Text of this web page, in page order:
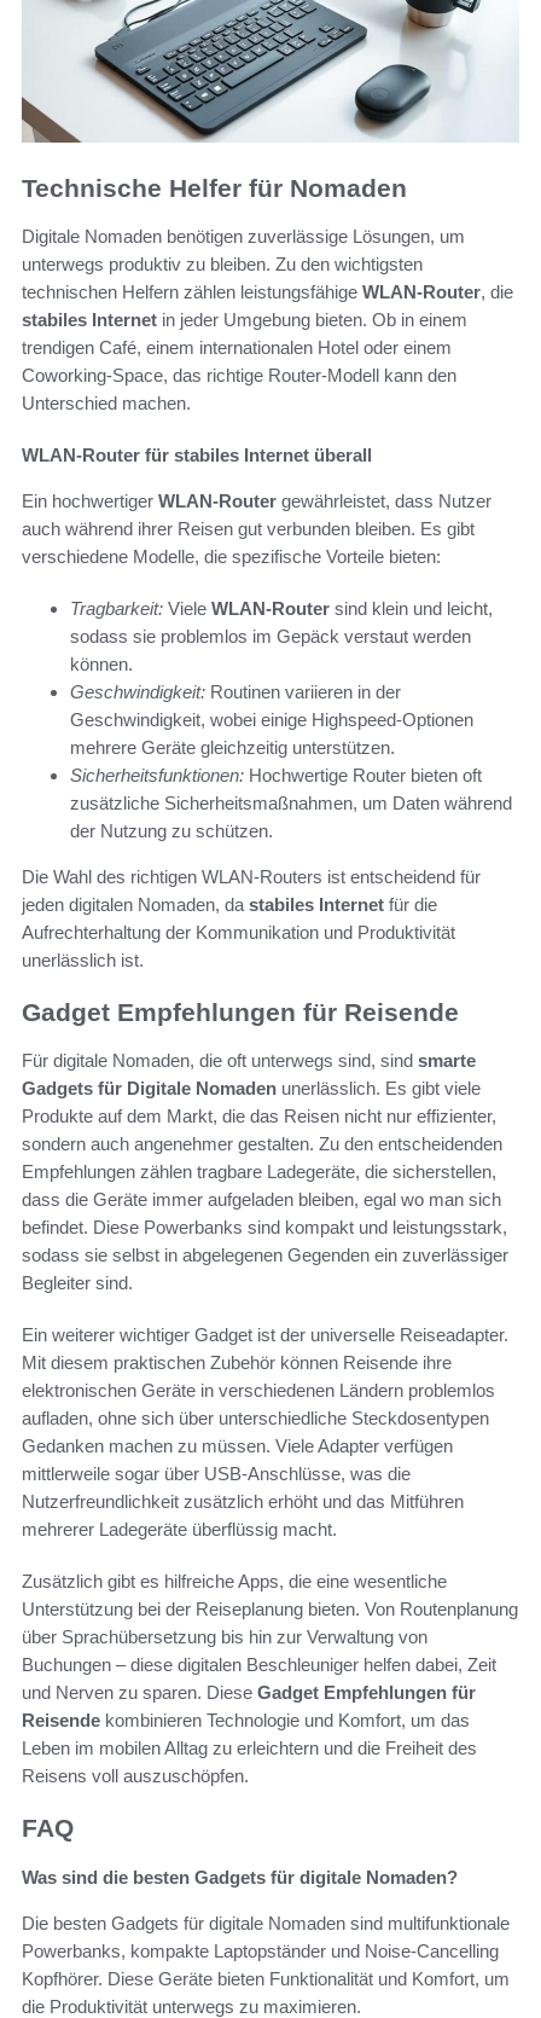
Technische Helfer für Nomaden
Digitale Nomaden benötigen zuverlässige Lösungen, um
unterwegs produktiv zu bleiben. Zu den wichtigsten
technischen Helfern zählen leistungsfähige WLAN-Router, die
stabiles Internet in jeder Umgebung bieten. Ob in einem
trendigen Café, einem internationalen Hotel oder einem
Coworking-Space, das richtige Router-Modell kann den
Unterschied machen.
WLAN-Router für stabiles Internet überall
Ein hochwertiger WLAN-Router gewährleistet, dass Nutzer
auch während ihrer Reisen gut verbunden bleiben. Es gibt
verschiedene Modelle, die spezifische Vorteile bieten:
Tragbarkeit: Viele WLAN-Router sind klein und leicht,
sodass sie problemlos im Gepäck verstaut werden
können.
Geschwindigkeit: Routinen variieren in der
Geschwindigkeit, wobei einige Highspeed-Optionen
mehrere Geräte gleichzeitig unterstützen.
Sicherheitsfunktionen: Hochwertige Router bieten oft
zusätzliche Sicherheitsmaßnahmen, um Daten während
der Nutzung zu schützen.
Die Wahl des richtigen WLAN-Routers ist entscheidend für
jeden digitalen Nomaden, da stabiles Internet für die
Aufrechterhaltung der Kommunikation und Produktivität
unerlässlich ist.
Gadget Empfehlungen für Reisende
Für digitale Nomaden, die oft unterwegs sind, sind smarte
Gadgets für Digitale Nomaden unerlässlich. Es gibt viele
Produkte auf dem Markt, die das Reisen nicht nur effizienter,
sondern auch angenehmer gestalten. Zu den entscheidenden
Empfehlungen zählen tragbare Ladegeräte, die sicherstellen,
dass die Geräte immer aufgeladen bleiben, egal wo man sich
befindet. Diese Powerbanks sind kompakt und leistungsstark,
sodass sie selbst in abgelegenen Gegenden ein zuverlässiger
Begleiter sind.
Ein weiterer wichtiger Gadget ist der universelle Reiseadapter.
Mit diesem praktischen Zubehör können Reisende ihre
elektronischen Geräte in verschiedenen Ländern problemlos
aufladen, ohne sich über unterschiedliche Steckdosentypen
Gedanken machen zu müssen. Viele Adapter verfügen
mittlerweile sogar über USB-Anschlüsse, was die
Nutzerfreundlichkeit zusätzlich erhöht und das Mitführen
mehrerer Ladegeräte überflüssig macht.
Zusätzlich gibt es hilfreiche Apps, die eine wesentliche
Unterstützung bei der Reiseplanung bieten. Von Routenplanung
über Sprachübersetzung bis hin zur Verwaltung von
Buchungen – diese digitalen Beschleuniger helfen dabei, Zeit
und Nerven zu sparen. Diese Gadget Empfehlungen für
Reisende kombinieren Technologie und Komfort, um das
Leben im mobilen Alltag zu erleichtern und die Freiheit des
Reisens voll auszuschöpfen.
FAQ
Was sind die besten Gadgets für digitale Nomaden?
Die besten Gadgets für digitale Nomaden sind multifunktionale
Powerbanks, kompakte Laptopständer und Noise-Cancelling
Kopfhörer. Diese Geräte bieten Funktionalität und Komfort, um
die Produktivität unterwegs zu maximieren.